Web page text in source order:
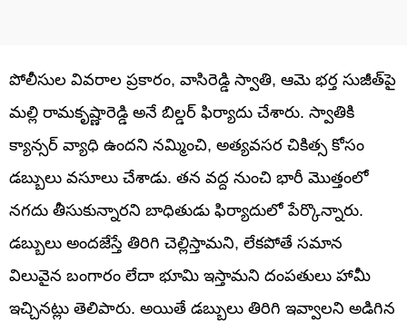
పోలీసుల వివరాల ప్రకారం, వాసిరెడ్డి స్వాతి, ఆమె భర్త సుజీత్‌పై
మల్లి రామకృష్ణారెడ్డి అనే బిల్డర్ ఫిర్యాదు చేశారు. స్వాతికి
క్యాన్సర్ వ్యాధి ఉందని నమ్మించి, అత్యవసర చికిత్స కోసం
డబ్బులు వసూలు చేశాడు. తన వద్ద నుంచి భారీ మొత్తంలో
నగదు తీసుకున్నారని బాధితుడు ఫిర్యాదులో పేర్కొన్నారు.
డబ్బులు అందజేస్తే తిరిగి చెల్లిస్తామని, లేకపోతే సమాన
విలువైన బంగారం లేదా భూమి ఇస్తామని దంపతులు హామీ
ఇచ్చినట్లు తెలిపారు. అయితే డబ్బులు తిరిగి ఇవ్వాలని అడిగిన